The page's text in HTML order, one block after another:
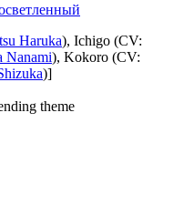
Haruka), Ichigo (CV:
Nanami), Kokoro (CV:
)]
theme